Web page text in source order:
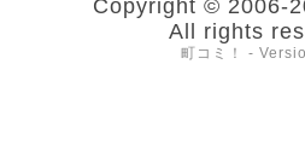
Copyright © 2006-
All rights
町コミ！ -